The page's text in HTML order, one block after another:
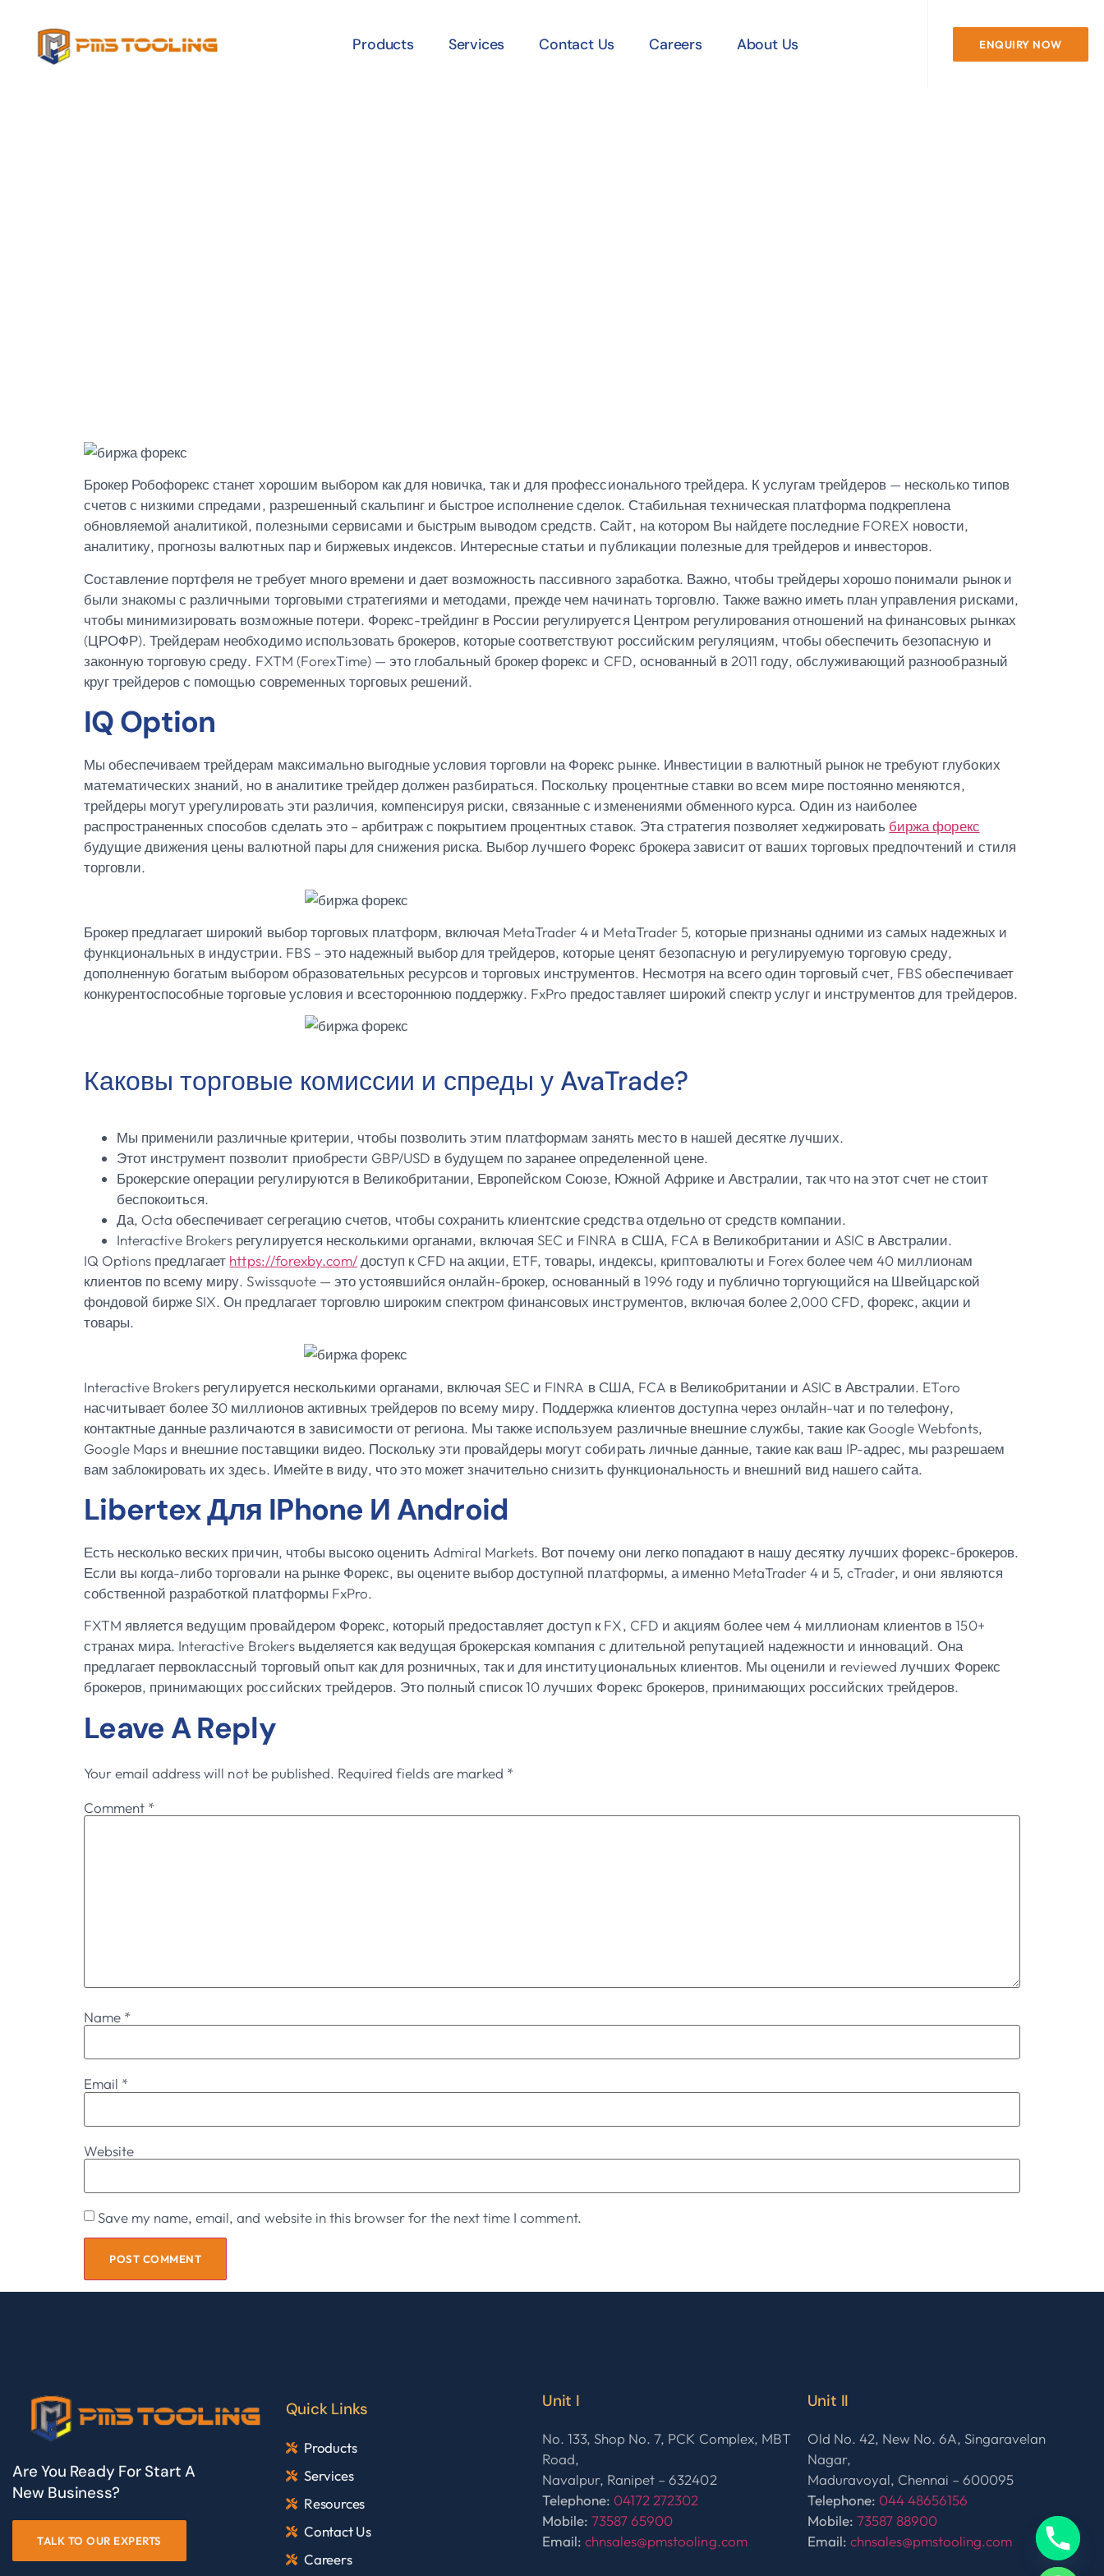
Products Services Contact Us Careers About Us ENQUIRY NOW
Брокер Робофорекс станет хорошим выбором как для новичка, так и для профессионального трейдера. К услугам трейдеров — несколько типов
счетов с низкими спредами, разрешенный скальпинг и быстрое исполнение сделок. Стабильная техническая платформа подкреплена
обновляемой аналитикой, полезными сервисами и быстрым выводом средств. Сайт, на котором Вы найдете последние FOREX новости,
аналитику, прогнозы валютных пар и биржевых индексов. Интересные статьи и публикации полезные для трейдеров и инвесторов.
Составление портфеля не требует много времени и дает возможность пассивного заработка. Важно, чтобы трейдеры хорошо понимали рынок и
были знакомы с различными торговыми стратегиями и методами, прежде чем начинать торговлю. Также важно иметь план управления рисками,
чтобы минимизировать возможные потери. Форекс-трейдинг в России регулируется Центром регулирования отношений на финансовых рынках
(ЦРОФР). Трейдерам необходимо использовать брокеров, которые соответствуют российским регуляциям, чтобы обеспечить безопасную и
законную торговую среду. FXTM (ForexTime) — это глобальный брокер форекс и CFD, основанный в 2011 году, обслуживающий разнообразный
круг трейдеров с помощью современных торговых решений.
IQ Option
Мы обеспечиваем трейдерам максимально выгодные условия торговли на Форекс рынке. Инвестиции в валютный рынок не требуют глубоких
математических знаний, но в аналитике трейдер должен разбираться. Поскольку процентные ставки во всем мире постоянно меняются,
трейдеры могут урегулировать эти различия, компенсируя риски, связанные с изменениями обменного курса. Один из наиболее
распространенных способов сделать это – арбитраж с покрытием процентных ставок. Эта стратегия позволяет хеджировать биржа форекс
будущие движения цены валютной пары для снижения риска. Выбор лучшего Форекс брокера зависит от ваших торговых предпочтений и стиля
торговли.
Брокер предлагает широкий выбор торговых платформ, включая MetaTrader 4 и MetaTrader 5, которые признаны одними из самых надежных и
функциональных в индустрии. FBS – это надежный выбор для трейдеров, которые ценят безопасную и регулируемую торговую среду,
дополненную богатым выбором образовательных ресурсов и торговых инструментов. Несмотря на всего один торговый счет, FBS обеспечивает
конкурентоспособные торговые условия и всестороннюю поддержку. FxPro предоставляет широкий спектр услуг и инструментов для трейдеров.
Каковы торговые комиссии и спреды у AvaTrade?
Мы применили различные критерии, чтобы позволить этим платформам занять место в нашей десятке лучших.
Этот инструмент позволит приобрести GBP/USD в будущем по заранее определенной цене.
Брокерские операции регулируются в Великобритании, Европейском Союзе, Южной Африке и Австралии, так что на этот счет не стоит
беспокоиться.
Да, Octa обеспечивает сегрегацию счетов, чтобы сохранить клиентские средства отдельно от средств компании.
Interactive Brokers регулируется несколькими органами, включая SEC и FINRA в США, FCA в Великобритании и ASIC в Австралии.
IQ Options предлагает https://forexby.com/доступ к CFD на акции, ETF, товары, индексы, криптовалюты и Forex более чем 40 миллионам
клиентов по всему миру. Swissquote — это устоявшийся онлайн-брокер, основанный в 1996 году и публично торгующийся на Швейцарской
фондовой бирже SIX. Он предлагает торговлю широким спектром финансовых инструментов, включая более 2,000 CFD, форекс, акции и
товары.
Interactive Brokers регулируется несколькими органами, включая SEC и FINRA в США, FCA в Великобритании и ASIC в Австралии. EToro
насчитывает более 30 миллионов активных трейдеров по всему миру. Поддержка клиентов доступна через онлайн-чат и по телефону,
контактные данные различаются в зависимости от региона. Мы также используем различные внешние службы, такие как Google Webfonts,
Google Maps и внешние поставщики видео. Поскольку эти провайдеры могут собирать личные данные, такие как ваш IP-адрес, мы разрешаем
вам заблокировать их здесь. Имейте в виду, что это может значительно снизить функциональность и внешний вид нашего сайта.
Libertex Для IPhone И Android
Есть несколько веских причин, чтобы высоко оценить Admiral Markets. Вот почему они легко попадают в нашу десятку лучших форекс-брокеров.
Если вы когда-либо торговали на рынке Форекс, вы оцените выбор доступной платформы, а именно MetaTrader 4 и 5, cTrader, и они являются
собственной разработкой платформы FxPro.
FXTM является ведущим провайдером Форекс, который предоставляет доступ к FX, CFD и акциям более чем 4 миллионам клиентов в 150+
странах мира. Interactive Brokers выделяется как ведущая брокерская компания с длительной репутацией надежности и инноваций. Она
предлагает первоклассный торговый опыт как для розничных, так и для институциональных клиентов. Мы оценили и reviewed лучших Форекс
брокеров, принимающих российских трейдеров. Это полный список 10 лучших Форекс брокеров, принимающих российских трейдеров.
Leave A Reply
Your email address will not be published. Required fields are marked *
Comment *
Name *
Email *
Website
Save my name, email, and website in this browser for the next time I comment.
Are You Ready For Start A
New Business?
TALK TO OUR EXPERTS
Quick Links
Products
Services
Resources
Contact Us
Careers
Unit I
No. 133, Shop No. 7, PCK Complex, MBT
Road,
Navalpur, Ranipet – 632402
Telephone: 04172 272302
Mobile: 73587 65900
Email:chnsales@pmstooling.com
Unit II
Old No. 42, New No. 6A, Singaravelan
Nagar,
Maduravoyal, Chennai – 600095
Telephone: 044 48656156
Mobile: 73587 88900
Email: chnsales@pmstooling.com